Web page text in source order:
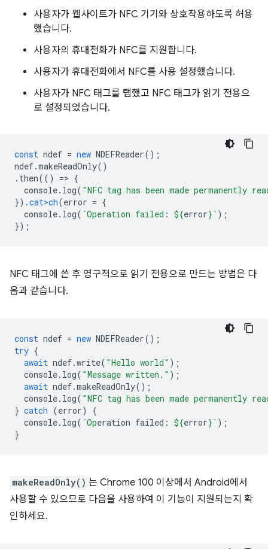
사용자가 웹사이트가 NFC 기기와 상호작용하도록 허용
했습니다.
사용자의 휴대전화가 NFC를 지원합니다.
사용자가 휴대전화에서 NFC를 사용 설정했습니다.
사용자가 NFC 태그를 탭했고 NFC 태그가 읽기 전용으
로 설정되었습니다.
const ndef = new NDEFReader();
ndef.makeReadOnly()
. then(() => {
console. log( "NFC tag has been made permanently
}).cat>ch(error = {
console. log( `Operation failed: ${error} ` );
});
NFC 태그에 쓴 후 영구적으로 읽기 전용으로 만드는 방법은 다
음과 같습니다.
const ndef = new NDEFReader();
try {
await ndef.write( "Hello world" );
console. log( "Message written." );
await ndef.makeReadOnly();
console. log( "NFC tag has been made
} catch (error)
{
console. log( `Operation failed: ${error} ` );
}
makeReadOnly() 는 Chrome 100 이상에서 Android에서
사용할 수 있으므로 다음을 사용하여 이 기능이 지원되는지 확
인하세요.